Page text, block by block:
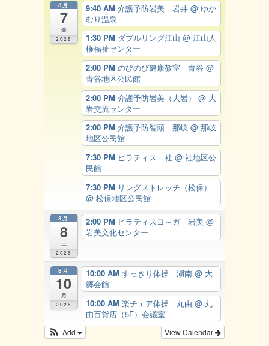
8月
7
金
2026
9:40 AM 介護予防岩美 岩井 @ ゆか
むり温泉
1:30 PM ダブルリング江山 @ 江山人
権福祉センター
2:00 PM のびのび健康教室 青谷 @
青谷地区公民館
2:00 PM 介護予防岩美（大岩） @ 大
岩交流センター
2:00 PM 介護予防智頭 那岐 @ 那岐
地区公民館
7:30 PM ピラティス 社 @ 社地区公
民館
7:30 PM リングストレッチ（松保）
@ 松保地区公民館
8月
8
土
2026
2:00 PM ピラティスヨ～ガ 岩美 @
岩美文化センター
8月
10
月
2026
10:00 AM すっきり体操 湖南 @ 大
郷会館
10:00 AM 楽チェア体操 丸由 @ 丸
由百貨店（5F）会議室
View Calendar
Add